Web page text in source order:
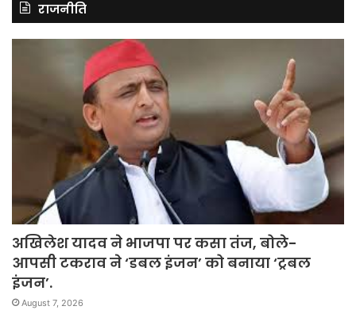
राजनीति
अखिलेश यादव ने भाजपा पर कसा तंज, बोले-
आपसी टकराव ने ‘डबल इंजन’ को बनाया ‘ट्रबल
इंजन’.
August 7, 2026